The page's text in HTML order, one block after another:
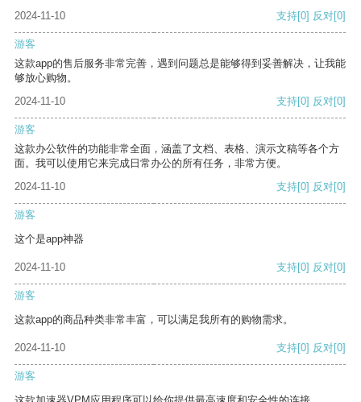
2024-11-10
支持[0] 反对[0]
游客
这款app的售后服务非常完善，遇到问题总是能够得到妥善解决，让我能
够放心购物。
2024-11-10
支持[0] 反对[0]
游客
这款办公软件的功能非常全面，涵盖了文档、表格、演示文稿等各个方
面。我可以使用它来完成日常办公的所有任务，非常方便。
2024-11-10
支持[0] 反对[0]
游客
这个是app神器
2024-11-10 支持[0] 反对[0]
游客
这款app的商品种类非常丰富，可以满足我所有的购物需求。
2024-11-10 支持[0] 反对[0]
游客